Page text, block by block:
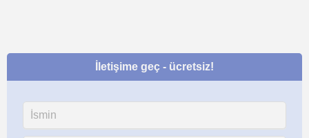
İletişime geç - ücretsiz!